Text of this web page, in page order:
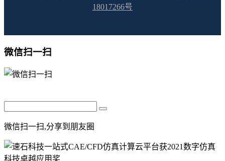
18017266号
微信扫一扫
微信扫一扫,分享到朋友圈